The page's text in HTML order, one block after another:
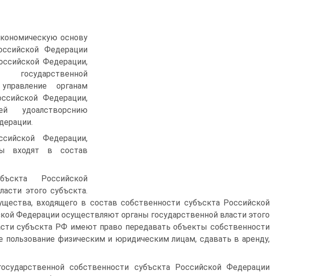
основу
Федерации
Федерации,
органам
Федерации,
удоалстворснию
Федерации,
входят в состав
Российской
этого субъскта.
входящего в состав собственности субъскта Российской
Федерации осуществляют органы государственной власти этого
субъскта РФ имеют право передавать объекты собственности
пользование физическим и юридическим лицам, сдавать в аренду,
собственно­сти субъскта Российской Федерации